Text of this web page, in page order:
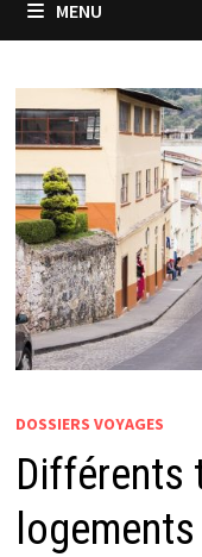
MENU
DOSSIERS VOYAGES
Différents